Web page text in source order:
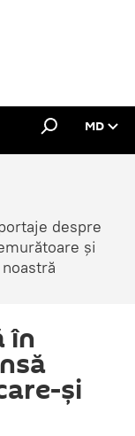
MD
despre
și
în
și